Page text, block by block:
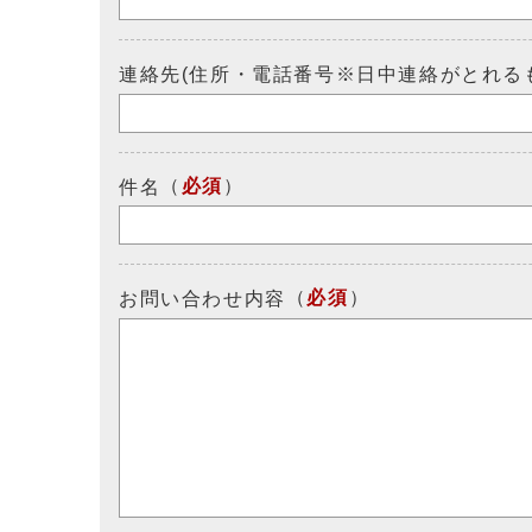
連絡先(住所・電話番号※日中連絡がとれる
件名 （ 必須 ）
お問い合わせ内容 （ 必須 ）